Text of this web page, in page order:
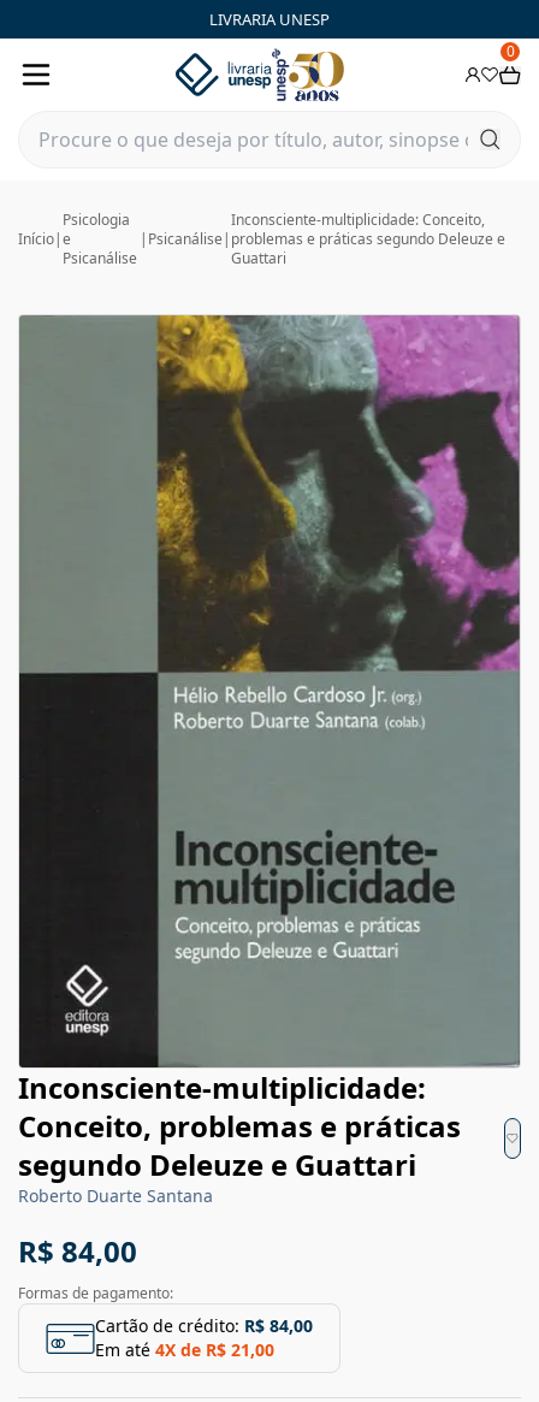
LIVRARIA UNESP
0
Início|
Psicologia
e
Psicanálise
| Psicanálise |
Inconsciente-multiplicidade: Conceito,
problemas e práticas segundo Deleuze e
Guattari
Inconsciente-multiplicidade:
Conceito, problemas e práticas
segundo Deleuze e Guattari
Roberto Duarte Santana
R$ 84,00
Formas de pagamento:
Cartão de crédito: R$ 84,00
Em até 4X de R$ 21,00